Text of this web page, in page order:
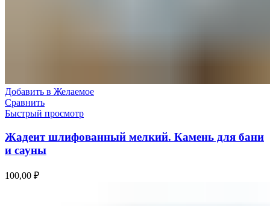
Добавить в Желаемое
Сравнить
Быстрый просмотр
Жадеит шлифованный мелкий. Камень для бани
и сауны
100,00 ₽